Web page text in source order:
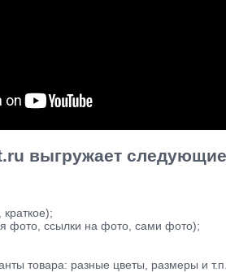
выгружает
фото, ссылки на фото, сами фото);
товара: разные цветы, размеры и